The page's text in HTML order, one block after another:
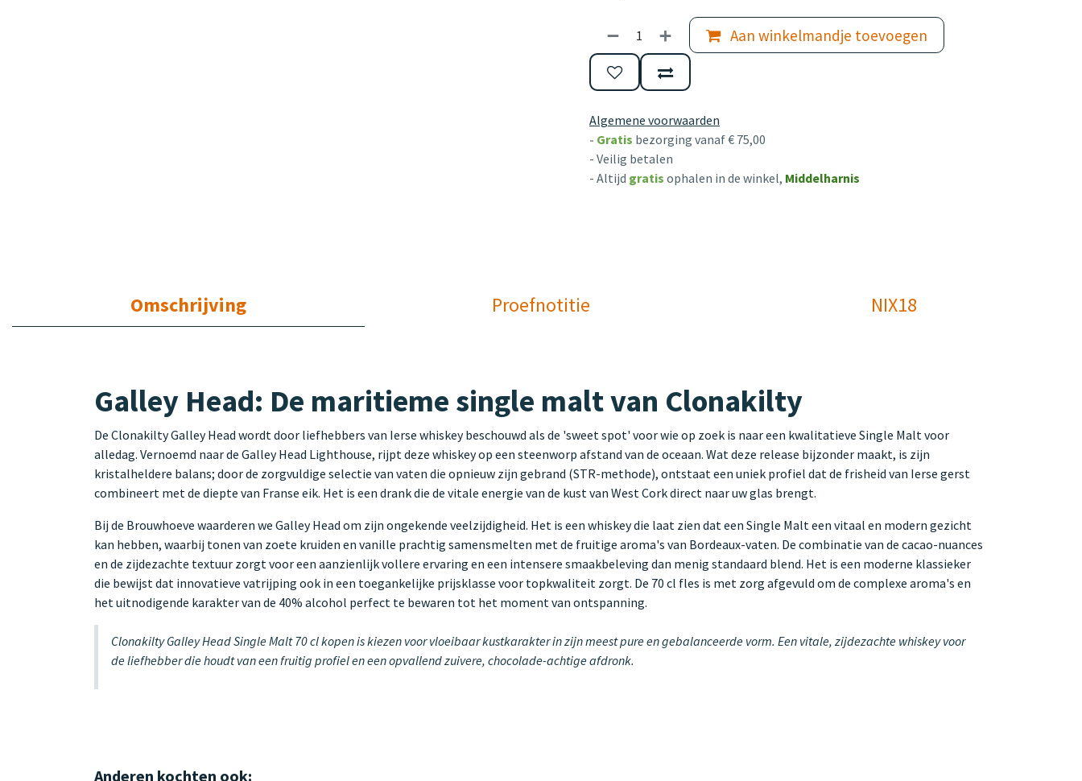
Aan winkelmandje toevoegen
Algemene voorwaarden
- Gratis bezorging vanaf € 75,00
- Veilig betalen
- Altijd gratis ophalen in de winkel, Middelharnis
Omschrijving Proefnotitie NIX18
Galley Head: De maritieme single malt van Clonakilty
De Clonakilty Galley Head wordt door liefhebbers van Ierse whiskey beschouwd als de 'sweet spot' voor wie op zoek is naar een kwalitatieve Single Malt voor
alledag. Vernoemd naar de Galley Head Lighthouse, rijpt deze whiskey op een steenworp afstand van de oceaan. Wat deze release bijzonder maakt, is zijn
kristalheldere balans; door de zorgvuldige selectie van vaten die opnieuw zijn gebrand (STR-methode), ontstaat een uniek profiel dat de frisheid van Ierse gerst
combineert met de diepte van Franse eik. Het is een drank die de vitale energie van de kust van West Cork direct naar uw glas brengt.
Bij de Brouwhoeve waarderen we Galley Head om zijn ongekende veelzijdigheid. Het is een whiskey die laat zien dat een Single Malt een vitaal en modern gezicht
kan hebben, waarbij tonen van zoete kruiden en vanille prachtig samensmelten met de fruitige aroma's van Bordeaux-vaten. De combinatie van de cacao-nuances
en de zijdezachte textuur zorgt voor een aanzienlijk vollere ervaring en een intensere smaakbeleving dan menig standaard blend. Het is een moderne klassieker
die bewijst dat innovatieve vatrijping ook in een toegankelijke prijsklasse voor topkwaliteit zorgt. De 70 cl fles is met zorg afgevuld om de complexe aroma's en
het uitnodigende karakter van de 40% alcohol perfect te bewaren tot het moment van ontspanning.
Clonakilty Galley Head Single Malt 70 cl kopen is kiezen voor vloeibaar kustkarakter in zijn meest pure en gebalanceerde vorm. Een vitale, zijdezachte whiskey voor
de liefhebber die houdt van een fruitig profiel en een opvallend zuivere, chocolade-achtige afdronk.
Anderen kochten ook: